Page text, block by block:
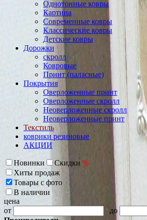
Однотонные ковры
Картина
Современные ковры
Классические ковры
Детские ковры
Дорожки
скролл
Ковровые
Принт (паласные)
Покрытия
Оверложенные принт
Оверложенные скролл
Неоверложенные скролл
Неоверложенные принт
Текстиль
коврики резиновые
АКЦИИ
Новинки Скидки %
Хиты продаж
Товары с фото
В наличии
цена
от
до